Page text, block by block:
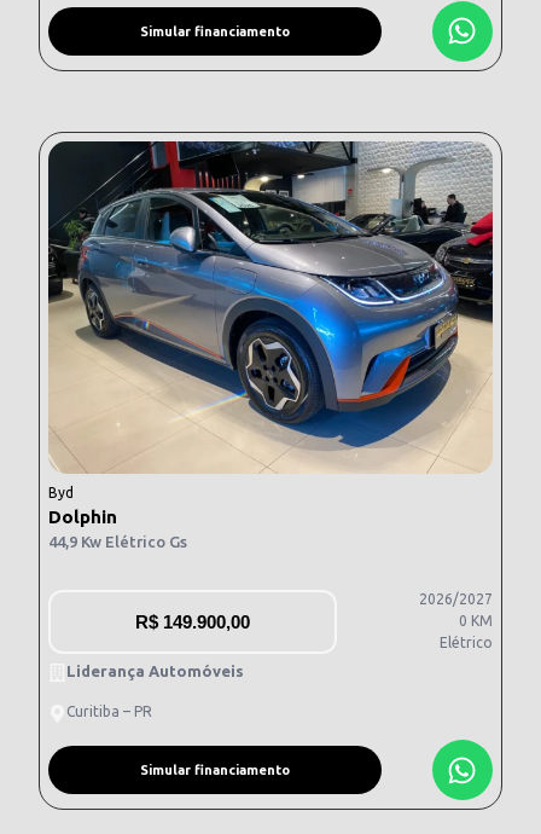
Simular financiamento
Byd
Dolphin
44,9 Kw Elétrico Gs
R$ 149.900,00
2026/2027
0 KM
Elétrico
Liderança Automóveis
Curitiba – PR
Simular financiamento